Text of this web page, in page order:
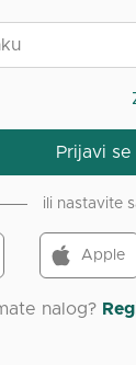
Prijavi se
ili nastavite
Apple
nalog?